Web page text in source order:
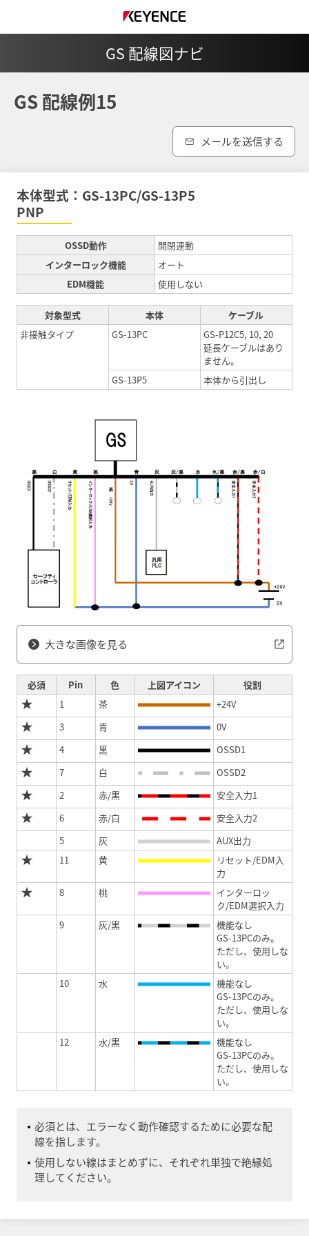
GS 配線図ナビ
GS 配線例15
メールを送信する
本体型式：GS-13PC/GS-13P5
PNP
OSSD動作
開閉連動
インターロック機能
オート
EDM機能
使用しない
対象型式 本体
ケーブル
非接触タイプ
GS-13PC
GS-P12C5, 10, 20
延長ケーブルはあり
ません。
GS-13P5
本体から引出し
大きな画像を見る
必須 Pin 色 上図アイコン
役割
1
茶
+24V
3
青
0V
4
黒
OSSD1
7
白
OSSD2
2
赤/黒
安全入力1
6
赤/白
安全入力2
5
灰
AUX出力
11
黄
リセット/EDM入
力
8
桃
インターロッ
ク/EDM選択入力
9
灰/黒
機能なし
GS-13PCのみ。
ただし、使用しな
い。
10
水
機能なし
GS-13PCのみ。
ただし、使用しな
い。
12
水/黒
機能なし
GS-13PCのみ。
ただし、使用しな
い。
必須とは、エラーなく動作確認するために必要な配
線を指します。
使用しない線はまとめずに、それぞれ単独で絶縁処
理してください。